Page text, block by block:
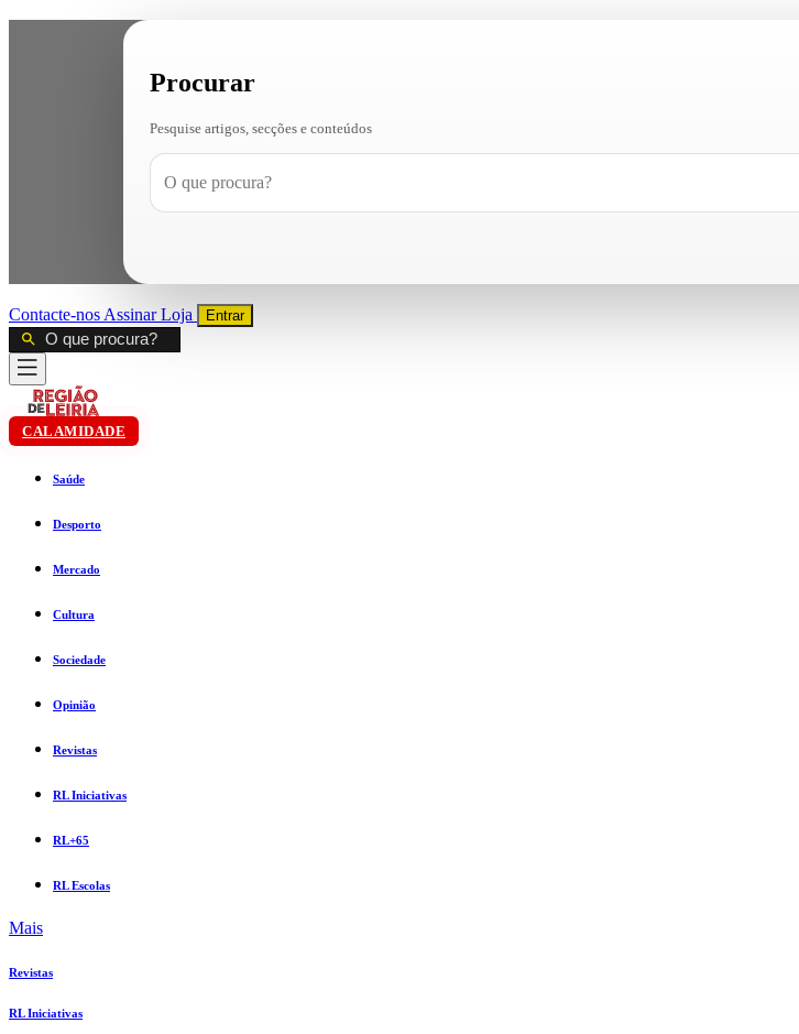
Procurar
Pesquise artigos, secções e conteúdos
Contacte-nos AssinarLoja Entrar
CALAMIDADE
Saúde
Desporto
Mercado
Cultura
Sociedade
Opinião
Revistas
RL Iniciativas
RL+65
RL Escolas
Mais
Revistas
RL Iniciativas